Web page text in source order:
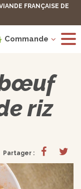
FRANÇAISE DE
Commande
bœuf
riz
Partager :